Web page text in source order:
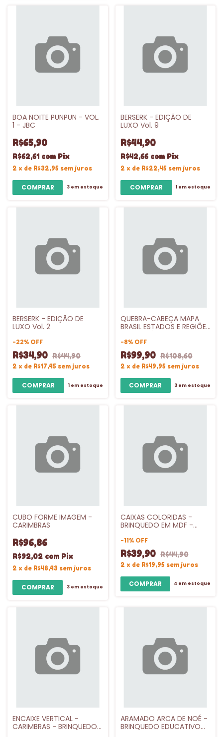
BOA NOITE PUNPUN - VOL.
1 - JBC
R$65,90
R$62,61 com Pix
2 x de R$32,95 sem juros
3em estoque
BERSERK - EDIÇÃO DE
LUXO Vol. 9
R$44,90
R$42,66 com Pix
2 x de R$22,45 sem juros
1 em estoque
BERSERK - EDIÇÃO DE
LUXO Vol. 2
-22% OFF
R$34,90 R$44,90
2 x de R$17,45 sem juros
1em estoque
QUEBRA-CABEÇA MAPA
BRASIL ESTADOS E REGIÕES
-8% OFF
R$99,90 R$108,60
2 x de R$49,95 sem juros
3 em estoque
CUBO FORME IMAGEM -
CARIMBRAS
R$96,86
R$92,02 com Pix
2 x de R$48,43 sem juros
3em estoque
CAIXAS COLORIDAS -
BRINQUEDO EM MDF -
-11% OFF
R$39,90 R$44,90
2 x de R$19,95 sem juros
4 em estoque
ENCAIXE VERTICAL -
CARIMBRAS - BRINQUEDO
ARAMADO ARCA DE NOÉ -
BRINQUEDO EDUCATIVO